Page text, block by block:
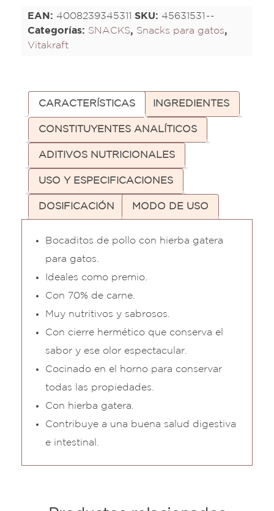
EAN: 4008239345311 SKU: 45631531
Categorías: SNACKS, Snacks para gatos,
Vitakraft
CARACTERÍSTICAS INGREDIENTES
CONSTITUYENTES ANALÍTICOS
ADITIVOS NUTRICIONALES
USO Y ESPECIFICACIONES
DOSIFICACIÓN MODO DE USO
Bocaditos de pollo con hierba gatera
para gatos.
Ideales como premio.
Con 70% de carne.
Muy nutritivos y sabrosos.
Con cierre hermético que conserva el
sabor y ese olor espectacular.
Cocinado en el horno para conservar
todas las propiedades.
Con hierba gatera.
Contribuye a una buena salud digestiva
e intestinal.